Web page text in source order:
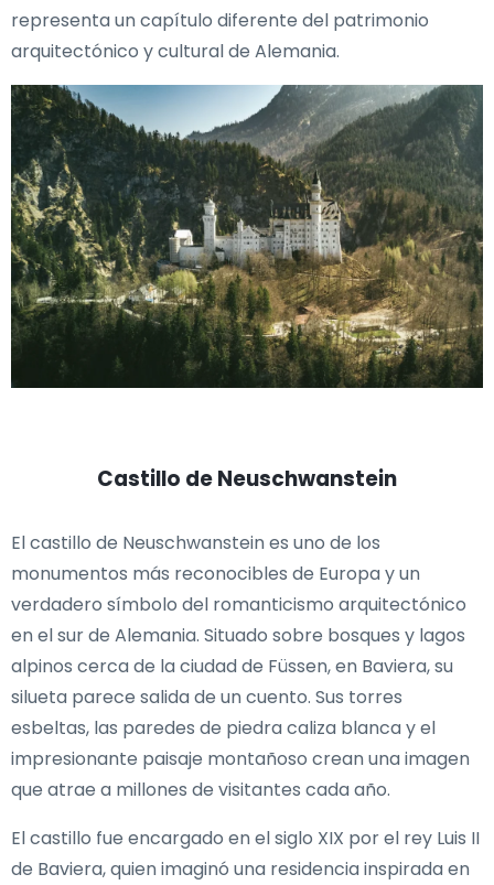
representa un capítulo diferente del patrimonio
arquitectónico y cultural de Alemania.
Castillo de Neuschwanstein
El castillo de Neuschwanstein es uno de los
monumentos más reconocibles de Europa y un
verdadero símbolo del romanticismo arquitectónico
en el sur de Alemania. Situado sobre bosques y lagos
alpinos cerca de la ciudad de Füssen, en Baviera, su
silueta parece salida de un cuento. Sus torres
esbeltas, las paredes de piedra caliza blanca y el
impresionante paisaje montañoso crean una imagen
que atrae a millones de visitantes cada año.
El castillo fue encargado en el siglo XIX por el rey Luis II
de Baviera, quien imaginó una residencia inspirada en